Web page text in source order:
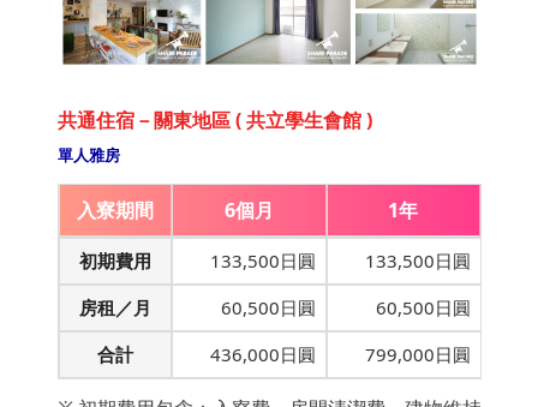
共通住宿－關東地區 ( 共立學生會館 )
單人雅房
入寮期間 6個月 1年
初期費用 133,500日圓
133,500日圓
房租／月
60,500日圓
60,500日圓
合計
436,000日圓 799,000日圓